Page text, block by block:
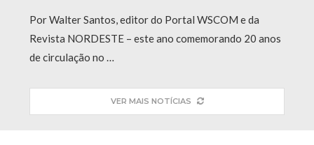
Por Walter Santos, editor do Portal WSCOM e da
Revista NORDESTE – este ano comemorando 20 anos
de circulação no …
VER MAIS NOTÍCIAS